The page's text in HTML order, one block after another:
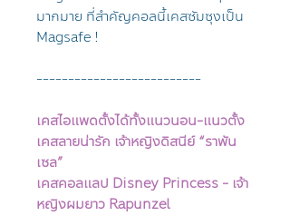
มากมาย ที่สำคัญคอลนี้เคสซัมซุงเป็น
Magsafe !
--------------------------
เคสไอแพดตั้งได้ทั้งแนวนอน-แนวตั้ง
เคสลายน่ารัก เจ้าหญิงดิสนีย์ “ราพัน
เซล”
เคสคอลแลป Disney Princess - เจ้า
หญิงผมยาว Rapunzel